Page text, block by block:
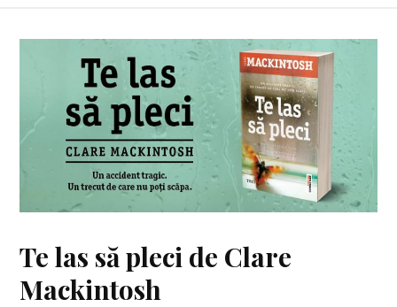
Te las să pleci de Clare
Mackintosh